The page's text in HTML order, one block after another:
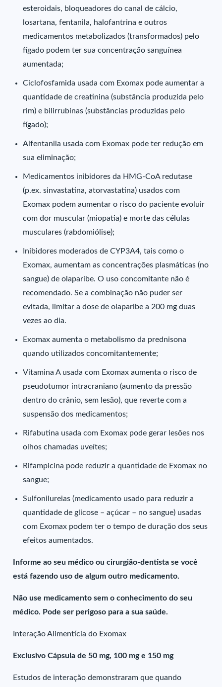
esteroidais, bloqueadores do canal de cálcio,
losartana, fentanila, halofantrina e outros
medicamentos metabolizados (transformados) pelo
fígado podem ter sua concentração sanguínea
aumentada;
Ciclofosfamida usada com Exomax pode aumentar a
quantidade de creatinina (substância produzida pelo
rim) e bilirrubinas (substâncias produzidas pelo
fígado);
Alfentanila usada com Exomax pode ter redução em
sua eliminação;
Medicamentos inibidores da HMG-CoA redutase
(p.ex. sinvastatina, atorvastatina) usados com
Exomax podem aumentar o risco do paciente evoluir
com dor muscular (miopatia) e morte das células
musculares (rabdomiólise);
Inibidores moderados de CYP3A4, tais como o
Exomax, aumentam as concentrações plasmáticas (no
sangue) de olaparibe. O uso concomitante não é
recomendado. Se a combinação não puder ser
evitada, limitar a dose de olaparibe a 200 mg duas
vezes ao dia.
Exomax aumenta o metabolismo da prednisona
quando utilizados concomitantemente;
Vitamina A usada com Exomax aumenta o risco de
pseudotumor intracraniano (aumento da pressão
dentro do crânio, sem lesão), que reverte com a
suspensão dos medicamentos;
Rifabutina usada com Exomax pode gerar lesões nos
olhos chamadas uveítes;
Rifampicina pode reduzir a quantidade de Exomax no
sangue;
Sulfonilureias (medicamento usado para reduzir a
quantidade de glicose – açúcar – no sangue) usadas
com Exomax podem ter o tempo de duração dos seus
efeitos aumentados.
Informe ao seu médico ou cirurgião-dentista se você
está fazendo uso de algum outro medicamento.
Não use medicamento sem o conhecimento do seu
médico. Pode ser perigoso para a sua saúde.
Interação Alimentícia do Exomax
Exclusivo Cápsula de 50 mg, 100 mg e 150 mg
Estudos de interação demonstraram que quando